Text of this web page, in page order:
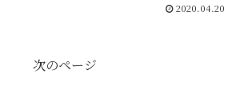
2020.04.20
次のページ